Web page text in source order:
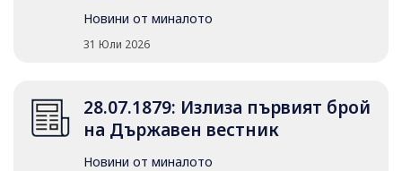
Новини от миналото
31 Юли 2026
28.07.1879: Излиза първият брой
на Държавен вестник
Новини от миналото